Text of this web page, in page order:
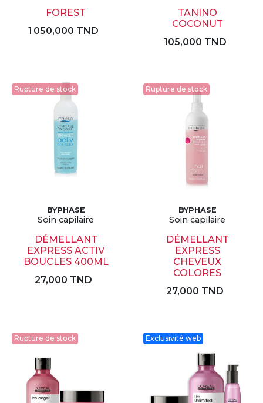
FOREST
1 050,000 TND
TANINO
COCONUT
105,000 TND
Rupture de stock
BYPHASE
Soin capilaire
DÉMELLANT
EXPRESS ACTIV
BOUCLES 400ML
27,000 TND
Rupture de stock
BYPHASE
Soin capilaire
DÉMELLANT
EXPRESS
CHEVEUX
COLORES
27,000 TND
Rupture de stock Exclusivité web